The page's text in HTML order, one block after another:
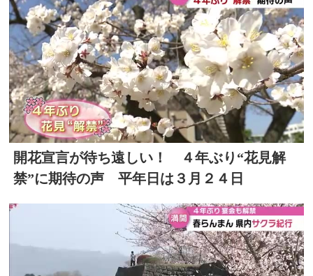
開花宣言が待ち遠しい！ ４年ぶり“花見解
禁”に期待の声 平年日は３月２４日